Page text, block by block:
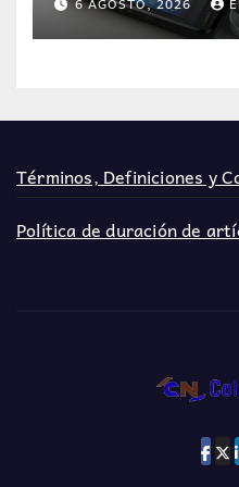
Términos, Definiciones y
Política de duración de